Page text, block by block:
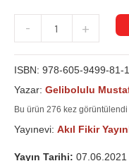
- +
ISBN: 978-605-9499-81-1
Yazar: Gelibolulu
Bu ürün 276 kez görüntülendi
Yayınevi: Akıl Fikir
Yayın Tarihi: 07.06.2021